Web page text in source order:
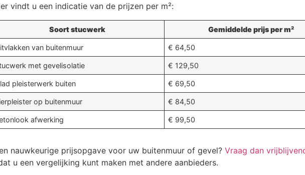
vindt u een indicatie van de prijzen per m²:
Soort stucwerk Gemiddelde prijs per m²
van buitenmuur € 64,50
met gevelisolatie € 129,50
pleisterwerk buiten € 69,50
op buitenmuur € 84,50
afwerking € 99,50
nauwkeurige prijsopgave voor uw buitenmuur of gevel? Vraag dan
u een vergelijking kunt maken met andere aanbieders.